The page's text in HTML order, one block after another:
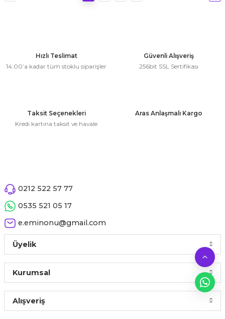
Hızlı Teslimat
14:00’a kadar tüm stoklu siparişler
Güvenli Alışveriş
256bit SSL Sertifikası
Taksit Seçenekleri
Kredi kartına taksit ve havale
Aras Anlaşmalı Kargo
0212 522 57 77
0535 521 05 17
e.eminonu@gmail.com
Üyelik
Kurumsal
Alışveriş